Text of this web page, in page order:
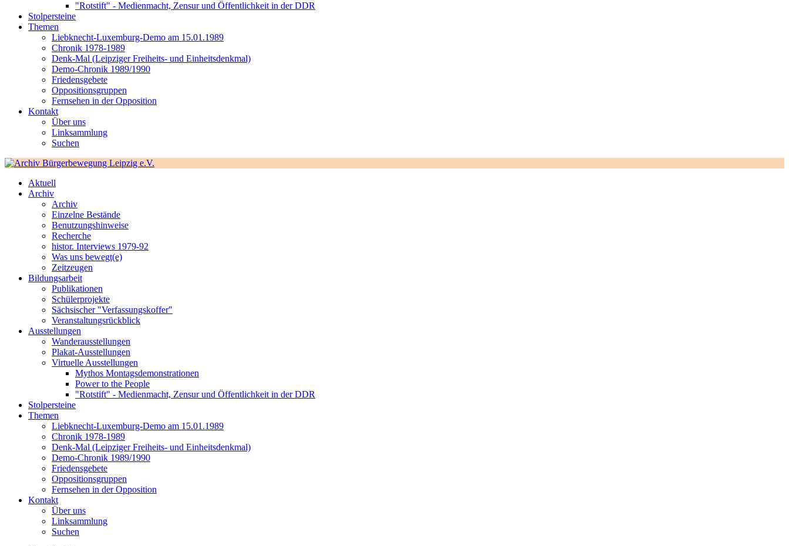
"Rotstift" - Medienmacht, Zensur und Öffentlichkeit in der DDR
Stolpersteine
Themen
Liebknecht-Luxemburg-Demo am 15.01.1989
Chronik 1978-1989
Denk-Mal (Leipziger Freiheits- und Einheitsdenkmal)
Demo-Chronik 1989/1990
Friedensgebete
Oppositionsgruppen
Fernsehen in der Opposition
Kontakt
Über uns
Linksammlung
Suchen
Aktuell
Archiv
Archiv
Einzelne Bestände
Benutzungshinweise
Recherche
histor. Interviews 1979-92
Was uns bewegt(e)
Zeitzeugen
Bildungsarbeit
Publikationen
Schülerprojekte
Sächsischer "Verfassungskoffer"
Veranstaltungsrückblick
Ausstellungen
Wanderausstellungen
Plakat-Ausstellungen
Virtuelle Ausstellungen
Mythos Montagsdemonstrationen
Power to the People
"Rotstift" - Medienmacht, Zensur und Öffentlichkeit in der DDR
Stolpersteine
Themen
Liebknecht-Luxemburg-Demo am 15.01.1989
Chronik 1978-1989
Denk-Mal (Leipziger Freiheits- und Einheitsdenkmal)
Demo-Chronik 1989/1990
Friedensgebete
Oppositionsgruppen
Fernsehen in der Opposition
Kontakt
Über uns
Linksammlung
Suchen